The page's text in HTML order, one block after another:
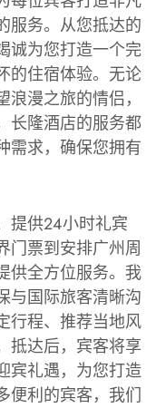
服务。从您抵达的
诚为您打造一个完
的住宿体验。无论
漫之旅的情侣，
长隆酒店的服务都
需求，确保您拥有
提供24小时礼宾
门票到安排广州周
供全方位服务。我
与国际旅客清晰沟
行程、推荐当地风
抵达后，宾客将享
宾礼遇，为您打造
便利的宾客，我们